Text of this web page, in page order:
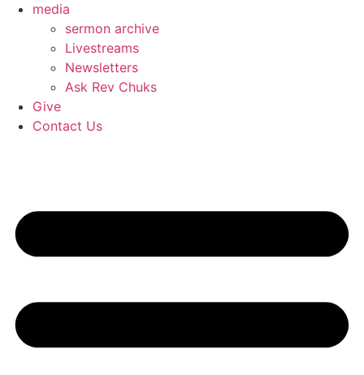
media
sermon archive
Livestreams
Newsletters
Ask Rev Chuks
Give
Contact Us